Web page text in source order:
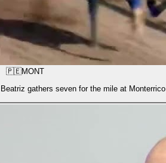
🇵🇪MONT
gathers seven for the mile at Monterrico